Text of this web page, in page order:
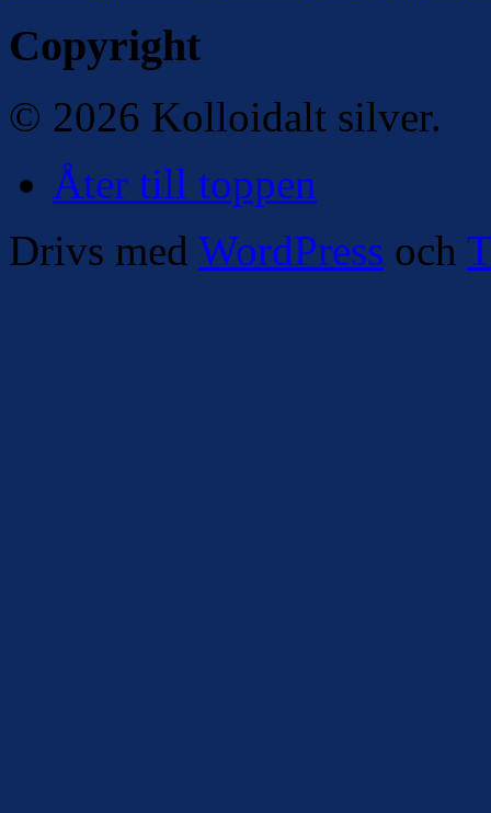
Copyright
© 2026 Kolloidalt silver.
Åter till toppen
Drivs med WordPress och